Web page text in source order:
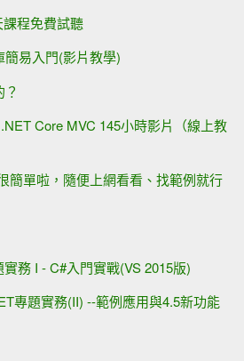
程免費試聽
易入門(影片教學)
Core MVC 145小時影片（線上教
簡單啦，隨便上網看看、找範例就行
務 I - C#入門實戰(VS 2015版)
專題實務(II) --範例應用與4.5新功能